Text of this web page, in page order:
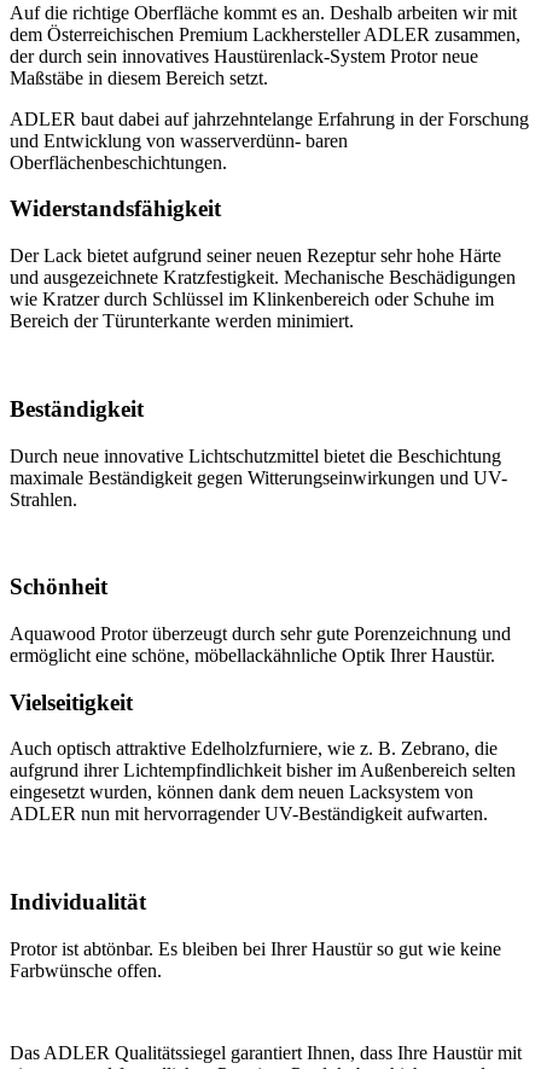
Auf die richtige Oberfläche kommt es an. Deshalb arbeiten wir mit
dem Österreichischen Premium Lackhersteller ADLER zusammen,
der durch sein innovatives Haustürenlack-System Protor neue
Maßstäbe in diesem Bereich setzt.
ADLER baut dabei auf jahrzehntelange Erfahrung in der Forschung
und Entwicklung von wasserverdünn- baren
Oberflächenbeschichtungen.
Widerstandsfähigkeit
Der Lack bietet aufgrund seiner neuen Rezeptur sehr hohe Härte
und ausgezeichnete Kratzfestigkeit. Mechanische Beschädigungen
wie Kratzer durch Schlüssel im Klinkenbereich oder Schuhe im
Bereich der Türunterkante werden minimiert.
Beständigkeit
Durch neue innovative Lichtschutzmittel bietet die Beschichtung
maximale Beständigkeit gegen Witterungseinwirkungen und UV-
Strahlen.
Schönheit
Aquawood Protor überzeugt durch sehr gute Porenzeichnung und
ermöglicht eine schöne, möbellackähnliche Optik Ihrer Haustür.
Vielseitigkeit
Auch optisch attraktive Edelholzfurniere, wie z. B. Zebrano, die
aufgrund ihrer Lichtempfindlichkeit bisher im Außenbereich selten
eingesetzt wurden, können dank dem neuen Lacksystem von
ADLER nun mit hervorragender UV-Beständigkeit aufwarten.
Individualität
Protor ist abtönbar. Es bleiben bei Ihrer Haustür so gut wie keine
Farbwünsche offen.
Das ADLER Qualitätssiegel garantiert Ihnen, dass Ihre Haustür mit